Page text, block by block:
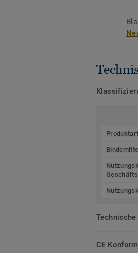
Produktart
CE